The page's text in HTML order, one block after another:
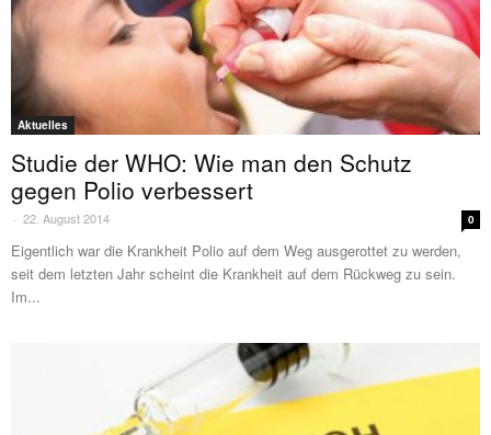
Aktuelles
Studie der WHO: Wie man den Schutz
gegen Polio verbessert
- 22. August 2014 0
Eigentlich war die Krankheit Polio auf dem Weg ausgerottet zu werden,
seit dem letzten Jahr scheint die Krankheit auf dem Rückweg zu sein.
Im...